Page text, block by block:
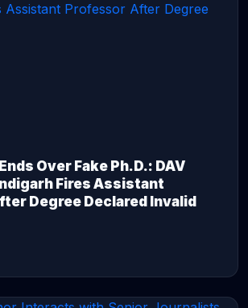
Over Fake Ph.D.: DAV
Fires Assistant
Degree Declared Invalid